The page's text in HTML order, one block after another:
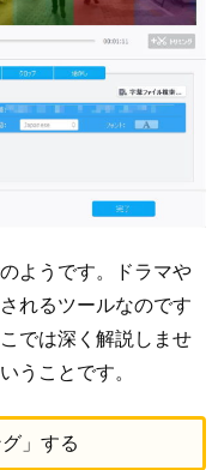
ようです。ドラマや
れるツールなのです
では深く解説しませ
うことです。
」する